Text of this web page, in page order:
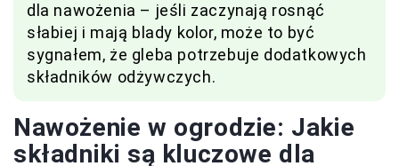
dla nawożenia – jeśli zaczynają rosnąć
słabiej i mają blady kolor, może to być
sygnałem, że gleba potrzebuje dodatkowych
składników odżywczych.
Nawożenie w ogrodzie: Jakie
składniki są kluczowe dla